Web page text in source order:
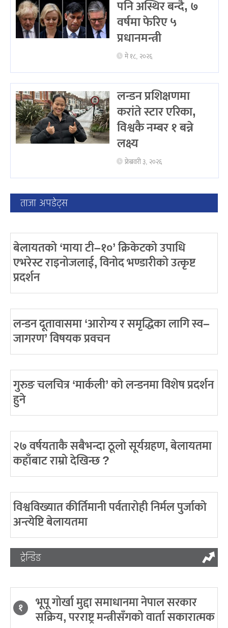
पनि अस्थिर बन्दै, ७
वर्षमा फेरिए ५
प्रधानमन्त्री
मे १८, २०२६
लन्डन प्रशिक्षणमा
करांते स्टार एरिका,
विश्वकै नम्बर १ बन्ने
लक्ष्य
फ्रेब्रवरी ३, २०२६
ताजा अपडेट्स
बेलायतको ‘माया टी–१०’ क्रिकेटको उपाधि
एभरेस्ट राइनोजलाई, विनोद भण्डारीको उत्कृष्ट
प्रदर्शन
लन्डन दूतावासमा ‘आरोग्य र समृद्धिका लागि स्व–
जागरण’ विषयक प्रवचन
गुरुङ चलचित्र ‘मार्कली’ को लन्डनमा विशेष प्रदर्शन
हुने
२७ वर्षयताकै सबैभन्दा ठूलो सूर्यग्रहण, बेलायतमा
कहाँबाट राम्रो देखिन्छ ?
विश्वविख्यात कीर्तिमानी पर्वतारोही निर्मल पुर्जाको
अन्त्येष्टि बेलायतमा
ट्रेन्डिङ
१ भूपू गोर्खा मुद्दा समाधानमा नेपाल सरकार
सक्रिय, परराष्ट्र मन्त्रीसँगको वार्ता सकारात्मक